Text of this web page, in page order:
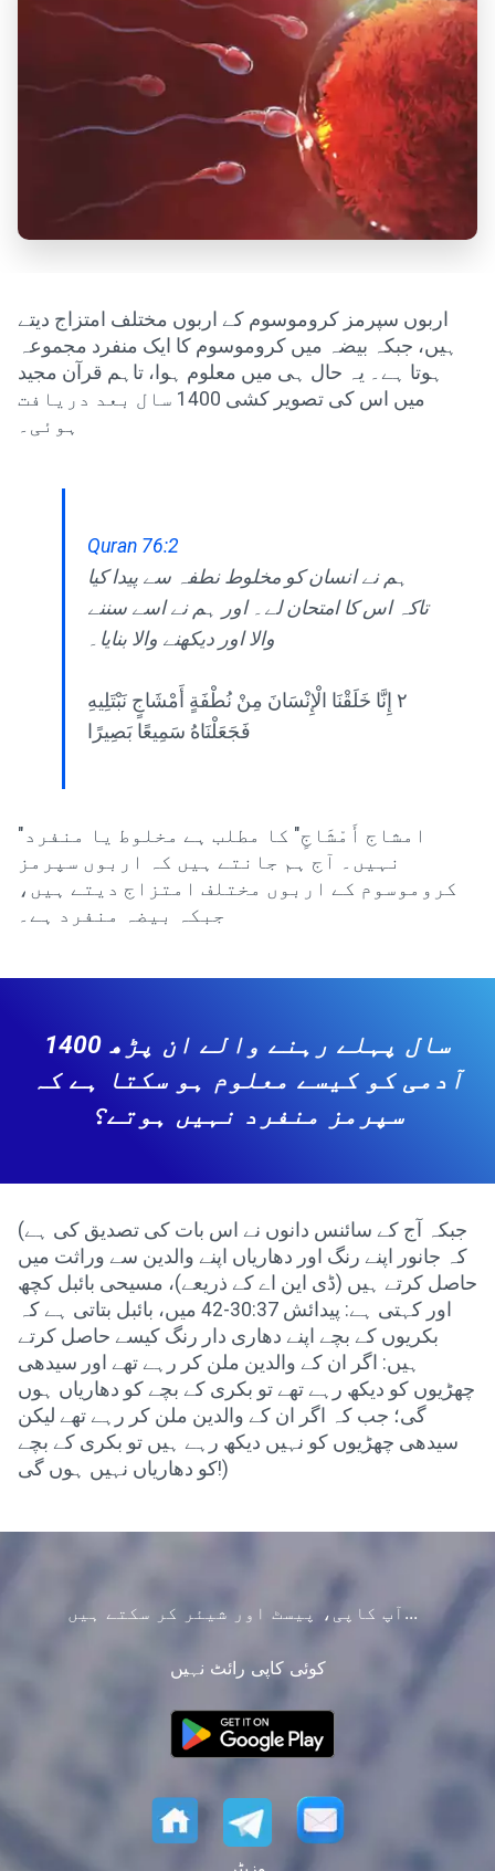
اربوں سپرمز کروموسوم کے اربوں مختلف امتزاج دیتے
ہیں، جبکہ بیضہ میں کروموسوم کا ایک منفرد مجموعہ
ہوتا ہے۔ یہ حال ہی میں معلوم ہوا، تاہم قرآن مجید
میں اس کی تصویر کشی 1400 سال بعد دریافت
ہوئی۔
Quran 76:2
ہم نے انسان کو مخلوط نطفہ سے پیدا کیا
تاکہ اس کا امتحان لے۔ اور ہم نے اسے سننے
والا اور دیکھنے والا بنایا۔
٢ إِنَّا خَلَقْنَا الْإِنْسَانَ مِنْ نُطْفَةٍ أَمْشَاجٍ نَبْتَلِيهِ
فَجَعَلْنَاهُ سَمِيعًا بَصِيرًا
"امشاج أَمْشَاجٍ" کا مطلب ہے مخلوط یا منفرد
نہیں۔ آج ہم جانتے ہیں کہ اربوں سپرمز
کروموسوم کے اربوں مختلف امتزاج دیتے ہیں،
جبکہ بیضہ منفرد ہے۔
1400 سال پہلے رہنے والے ان پڑھ
آدمی کو کیسے معلوم ہو سکتا ہے کہ
سپرمز منفرد نہیں ہوتے؟
(جبکہ آج کے سائنس دانوں نے اس بات کی تصدیق کی ہے
کہ جانور اپنے رنگ اور دھاریاں اپنے والدین سے وراثت میں
حاصل کرتے ہیں (ڈی این اے کے ذریعے)، مسیحی بائبل کچھ
اور کہتی ہے: پیدائش 30:37-42 میں، بائبل بتاتی ہے کہ
بکریوں کے بچے اپنے دھاری دار رنگ کیسے حاصل کرتے
ہیں: اگر ان کے والدین ملن کر رہے تھے اور سیدھی
چھڑیوں کو دیکھ رہے تھے تو بکری کے بچے کو دھاریاں ہوں
گی؛ جب کہ اگر ان کے والدین ملن کر رہے تھے لیکن
سیدھی چھڑیوں کو نہیں دیکھ رہے ہیں تو بکری کے بچے
کو دھاریاں نہیں ہوں گی!)
آپ کاپی، پیسٹ اور شیئر کر سکتے ہیں...
کوئی کاپی رائٹ نہیں